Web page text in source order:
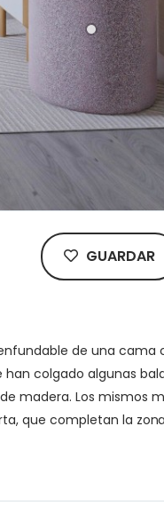
GUARDAR
de una cama
colgado algunas
madera. Los mismos
que completan la